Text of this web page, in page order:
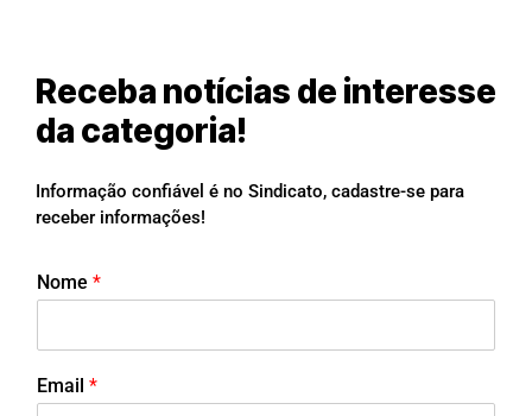
Receba notícias de interesse
da categoria!
Informação confiável é no Sindicato, cadastre-se para
receber informações!
Nome *
Email *